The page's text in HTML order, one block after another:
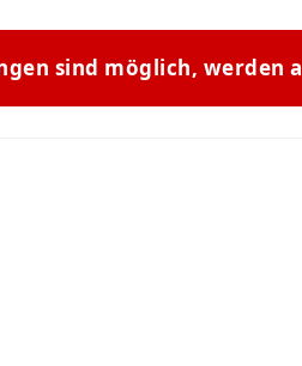
sind möglich, werden